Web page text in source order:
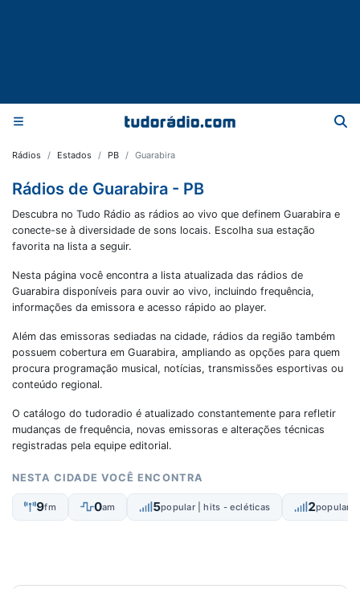
Rádios Estados PB Guarabira
Rádios de Guarabira - PB
Descubra no Tudo Rádio as rádios ao vivo que definem Guarabira e
conecte-se à diversidade de sons locais. Escolha sua estação
favorita na lista a seguir.
Nesta página você encontra a lista atualizada das rádios de
Guarabira disponíveis para ouvir ao vivo, incluindo frequência,
informações da emissora e acesso rápido ao player.
Além das emissoras sediadas na cidade, rádios da região também
possuem cobertura em Guarabira, ampliando as opções para quem
procura programação musical, notícias, transmissões esportivas ou
conteúdo regional.
O catálogo do tudoradio é atualizado constantemente para refletir
mudanças de frequência, novas emissoras e alterações técnicas
registradas pela equipe editorial.
NESTA CIDADE VOCÊ ENCONTRA
9fm 0am 5popular | hits - ecléticas 2popular |